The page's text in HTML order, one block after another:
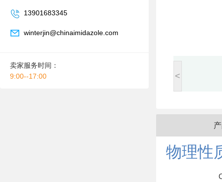
13901683345
winterjin@chinaimidazole.com
卖家服务时间：
9:00--17:00
<
物理性